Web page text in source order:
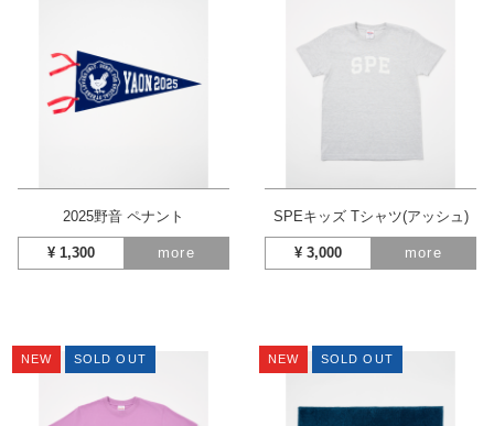
2025野音 ペナント
¥ 1,300 more
SPEキッズ Tシャツ(アッシュ)
¥ 3,000 more
NEW SOLD OUT NEW SOLD OUT